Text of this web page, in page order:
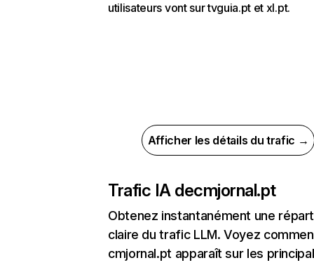
utilisateurs vont sur tvguia.pt et xl.pt.
Afficher les détails du trafic →
Trafic IA decmjornal.pt
Obtenez instantanément une
claire du trafic LLM. Voyez
cmjornal.pt apparaît sur les